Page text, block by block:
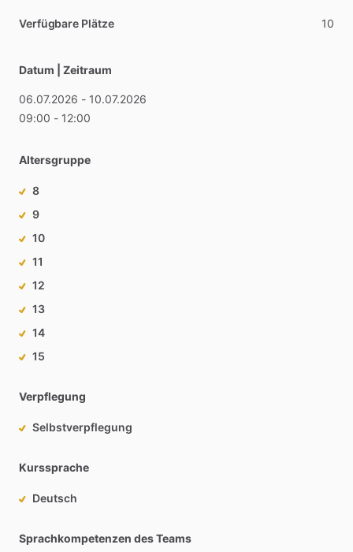
Verfügbare Plätze 10
Datum | Zeitraum
06.07.2026 - 10.07.2026
09:00 - 12:00
Altersgruppe
8
9
10
11
12
13
14
15
Verpflegung
Selbstverpflegung
Kurssprache
Deutsch
Sprachkompetenzen des Teams